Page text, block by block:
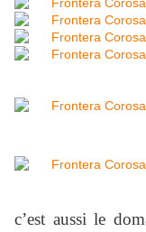
c’est aussi le